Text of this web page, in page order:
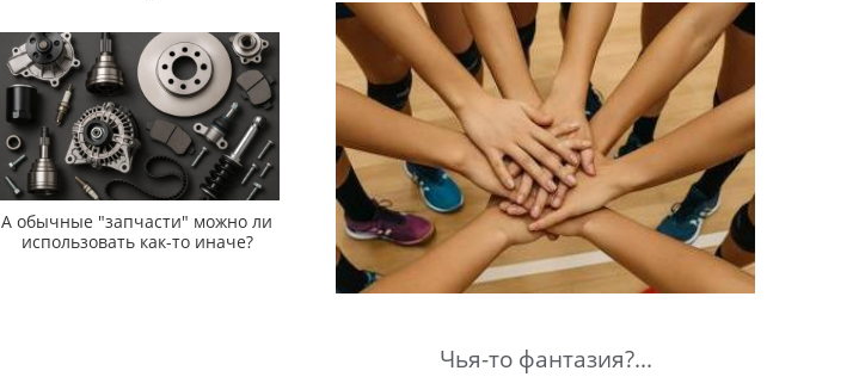
А обычные "запчасти" можно ли
использовать как-то иначе?
Чья-то фантазия?...